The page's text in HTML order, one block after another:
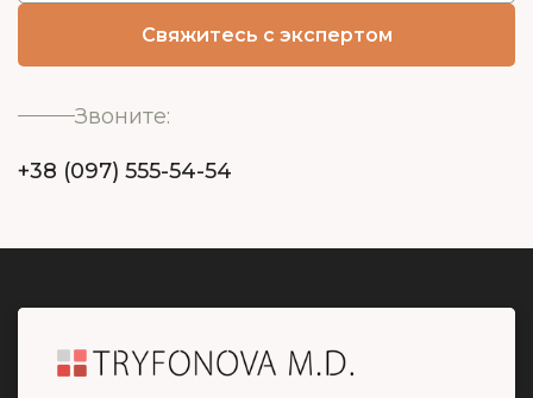
Звоните:
+38 (097) 555-54-54